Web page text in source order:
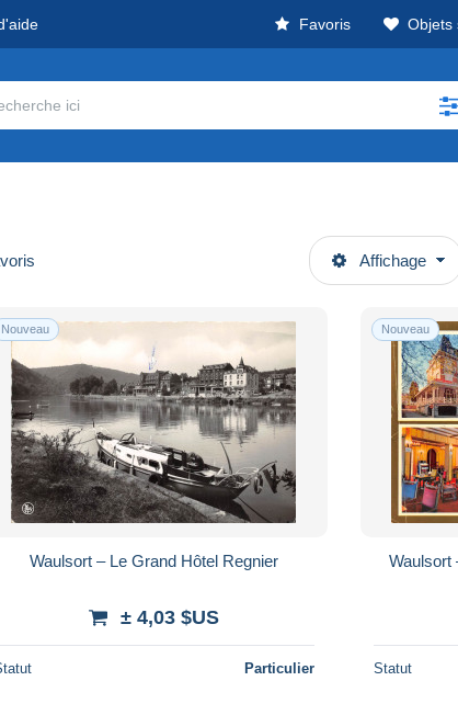
Favoris Objets
Affichage
Nouveau
Waulsort – Le Grand Hôtel Regnier
± 4,03 $US
Particulier
Nouveau
Waulsort
Statut